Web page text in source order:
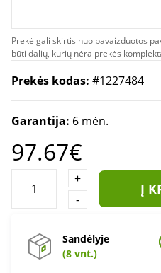
Prekė gali skirtis nuo pavaizduotos
būti dalių, kurių nėra prekės
Prekės kodas: #1227484
Garantija: 6 mėn.
97.67€
+
-
Į
Sandėlyje
(8 vnt.)